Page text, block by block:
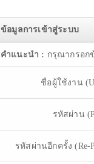
ข้อมูลการเข้าสู่ระบบ
คำแนะนำ : กรุณากรอก
ชื่อผู้ใช้งาน
รหัสผ่าน
รหัสผ่านอีกครั้ง (Re-